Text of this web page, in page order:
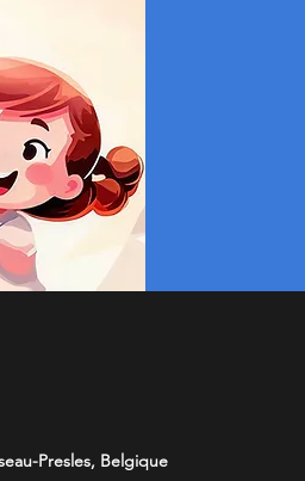
Presles, Belgique